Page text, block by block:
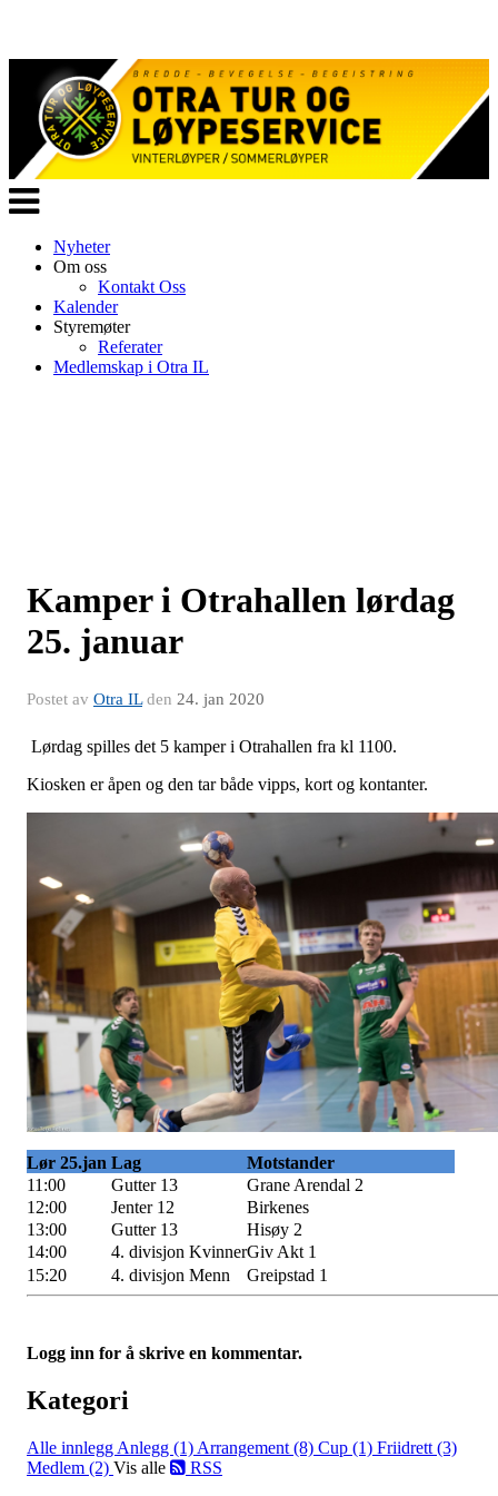
Veksle
navigasjon
Nyheter
Om oss
Kontakt Oss
Kalender
Styremøter
Referater
Medlemskap i Otra IL
Kamper i Otrahallen lørdag
25. januar
Postet av Otra ILden 24. jan 2020
Lørdag spilles det 5 kamper i Otrahallen fra kl 1100.
Kiosken er åpen og den tar både vipps, kort og kontanter.
Lør 25.jan Lag
Motstander
11:00
Gutter 13
Grane Arendal 2
12:00
Jenter 12
Birkenes
13:00
Gutter 13
Hisøy 2
14:00
4. divisjon KvinnerGiv Akt 1
15:20
4. divisjon Menn Greipstad 1
Logg inn for å skrive en kommentar.
Kategori
Alle innlegg Anlegg (1) Arrangement (8) Cup (1) Friidrett (3)
Medlem (2) Vis alle RSS